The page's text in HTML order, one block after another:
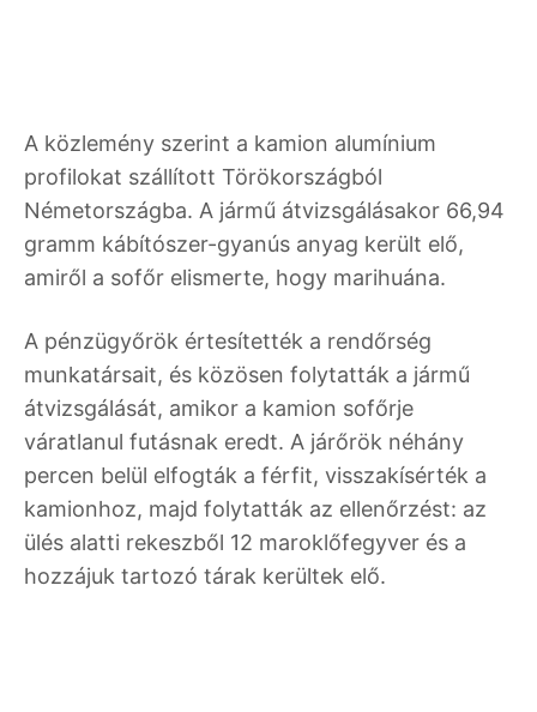
A közlemény szerint a kamion alumínium
profilokat szállított Törökországból
Németországba. A jármű átvizsgálásakor 66,94
gramm kábítószer-gyanús anyag került elő,
amiről a sofőr elismerte, hogy marihuána.
A pénzügyőrök értesítették a rendőrség
munkatársait, és közösen folytatták a jármű
átvizsgálását, amikor a kamion sofőrje
váratlanul futásnak eredt. A járőrök néhány
percen belül elfogták a férfit, visszakísérték a
kamionhoz, majd folytatták az ellenőrzést: az
ülés alatti rekeszből 12 maroklőfegyver és a
hozzájuk tartozó tárak kerültek elő.